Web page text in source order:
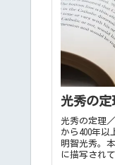
光秀の
光秀の定理
から400年以
明智光秀。
に描写され